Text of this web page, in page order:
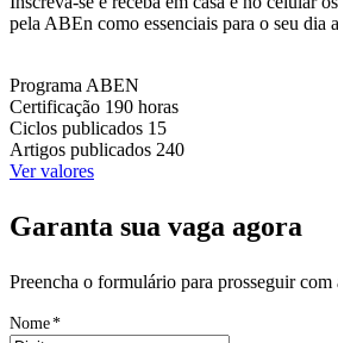
pela ABEn como essenciais para o seu dia
Programa ABEN
Certificação 190 horas
Ciclos publicados 15
Artigos publicados 240
Ver valores
Garanta sua vaga agora
Preencha o formulário para prosseguir com
Nome*